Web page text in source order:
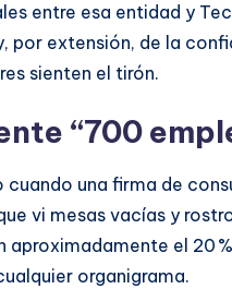
entre esa entidad y
extensión, de la
sienten el tirón.
“700
una firma de
vi mesas vacías y
el 20
organigrama.